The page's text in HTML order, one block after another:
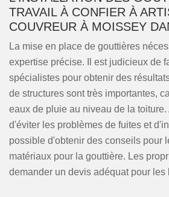
TRAVAIL À CONFIER À
COUVREUR À MOISSEY
La mise en place de gouttières
expertise précise. Il est judicieux de
spécialistes pour obtenir des
de structures sont très importantes,
eaux de pluie au niveau de la
d'éviter les problèmes de fuites et
possible d'obtenir des conseils pour
matériaux pour la gouttière. Les
demander un devis adéquat pour